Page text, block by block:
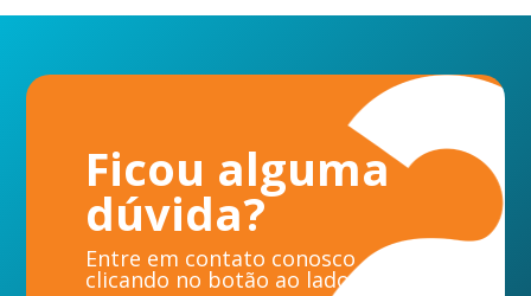
Ficou alguma
dúvida?
Entre em contato conosco
clicando no botão ao lado.